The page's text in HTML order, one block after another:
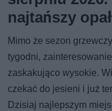
najtańszy
Mimo że sezon
tygodni,
zaskakująco wysokie.
czekać do jesieni i już
Dzisiaj najlepszym